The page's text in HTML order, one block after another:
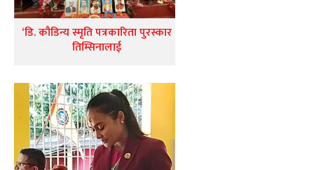
‘डि. कौडिन्य स्मृति पत्रकारिता पुरस्कार
तिम्सिनालाई